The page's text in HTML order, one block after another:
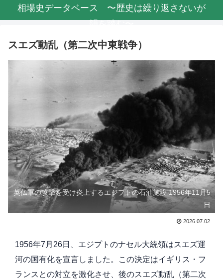
相場史データベース 〜歴史は繰り返さないが
スエズ動乱（第二次中東戦争）
英仏軍の攻撃を受け炎上するエジプトの石油施設 1956年11月5
日
2026.07.02
1956年7月26日、エジプトのナセル大統領はスエズ運
河の国有化を宣言しました。この決定はイギリス・フ
ランスとの対立を激化させ、後のスエズ動乱（第二次